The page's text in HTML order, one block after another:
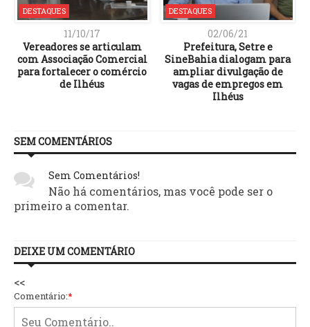
DESTAQUES
11/10/17
Vereadores se articulam
com Associação Comercial
para fortalecer o comércio
de Ilhéus
DESTAQUES
02/06/21
Prefeitura, Setre e
SineBahia dialogam para
ampliar divulgação de
vagas de empregos em
Ilhéus
SEM COMENTÁRIOS
Sem Comentários!
Não há comentários, mas você pode ser o
primeiro a comentar.
DEIXE UM COMENTÁRIO
<<
Comentário:*